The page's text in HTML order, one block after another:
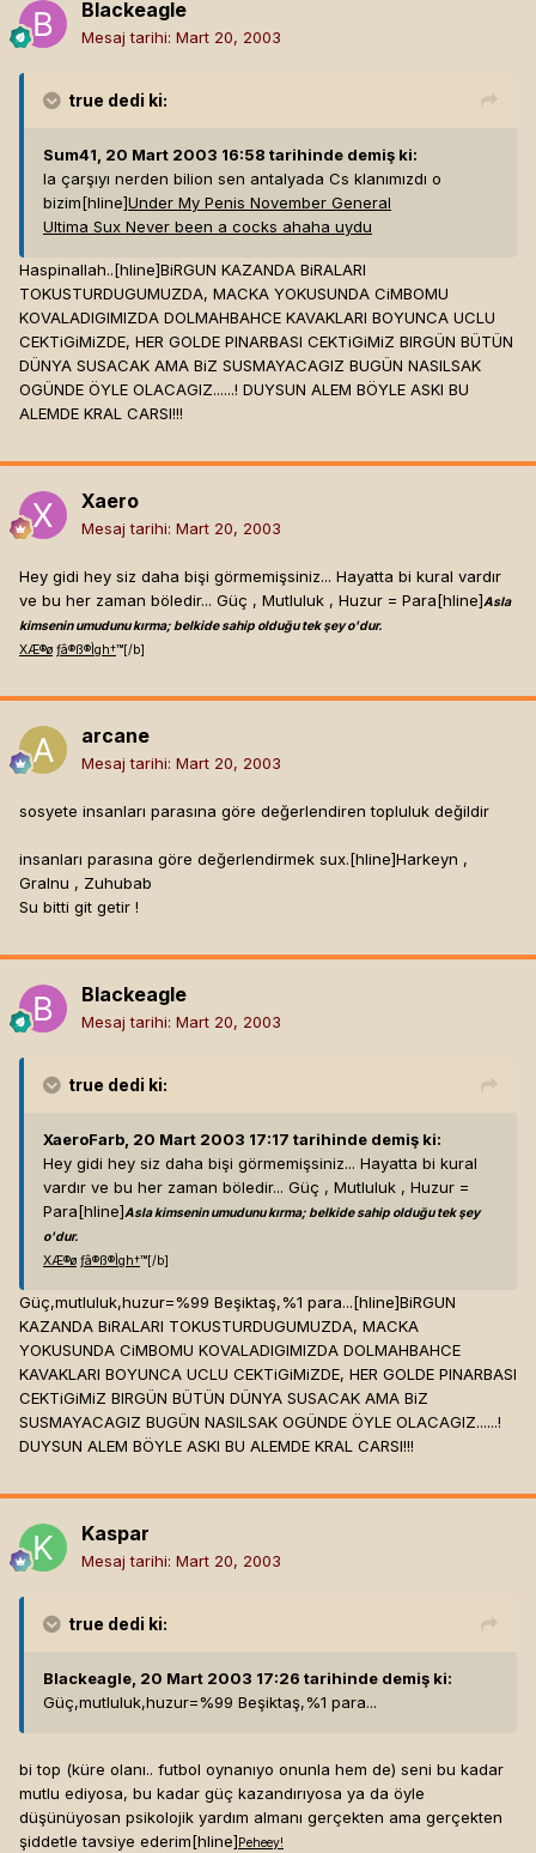
Blackeagle
Mesaj tarihi: Mart 20, 2003
true dedi ki:
Sum41, 20 Mart 2003 16:58 tarihinde demiş ki:
la çarşıyı nerden bilion sen antalyada Cs klanımızdı o
bizim[hline]Under My Penis November General
Ultima Sux Never been a cocks ahaha uydu
Haspinallah..[hline]BiRGUN KAZANDA BiRALARI
TOKUSTURDUGUMUZDA, MACKA YOKUSUNDA CiMBOMU
KOVALADIGIMIZDA DOLMAHBAHCE KAVAKLARI BOYUNCA UCLU
CEKTiGiMiZDE, HER GOLDE PINARBASI CEKTiGiMiZ BIRGÜN BÜTÜN
DÜNYA SUSACAK AMA BiZ SUSMAYACAGIZ BUGÜN NASILSAK
OGÜNDE ÖYLE OLACAGIZ......! DUYSUN ALEM BÖYLE ASKI BU
ALEMDE KRAL CARSI!!!
Xaero
Mesaj tarihi: Mart 20, 2003
Hey gidi hey siz daha bişi görmemişsiniz... Hayatta bi kural vardır
ve bu her zaman böledir... Güç , Mutluluk , Huzur = Para[hline]Asla
kimsenin umudunu kırma; belkide sahip olduğu tek şey o'dur.
XÆ®ø ƒâ®ß® g h†™[/b]
arcane
Mesaj tarihi: Mart 20, 2003
sosyete insanları parasına göre değerlendiren topluluk değildir
insanları parasına göre değerlendirmek sux.[hline]Harkeyn ,
Gralnu , Zuhubab
Su bitti git getir !
Blackeagle
Mesaj tarihi: Mart 20, 2003
true dedi ki:
XaeroFarb, 20 Mart 2003 17:17 tarihinde demiş ki:
Hey gidi hey siz daha bişi görmemişsiniz... Hayatta bi kural
vardır ve bu her zaman böledir... Güç , Mutluluk , Huzur =
Para[hline]Asla kimsenin umudunu kırma; belkide sahip olduğu tek şey
o'dur.
XÆ®ø ƒâ®ß® g h†™[/b]
Güç,mutluluk,huzur=%99 Beşiktaş,%1 para...[hline]BiRGUN
KAZANDA BiRALARI TOKUSTURDUGUMUZDA, MACKA
YOKUSUNDA CiMBOMU KOVALADIGIMIZDA DOLMAHBAHCE
KAVAKLARI BOYUNCA UCLU CEKTiGiMiZDE, HER GOLDE PINARBASI
CEKTiGiMiZ BIRGÜN BÜTÜN DÜNYA SUSACAK AMA BiZ
SUSMAYACAGIZ BUGÜN NASILSAK OGÜNDE ÖYLE OLACAGIZ......!
DUYSUN ALEM BÖYLE ASKI BU ALEMDE KRAL CARSI!!!
Kaspar
Mesaj tarihi: Mart 20, 2003
true dedi ki:
Blackeagle, 20 Mart 2003 17:26 tarihinde demiş ki:
Güç,mutluluk,huzur=%99 Beşiktaş,%1 para...
bi top (küre olanı.. futbol oynanıyo onunla hem de) seni bu kadar
mutlu ediyosa, bu kadar güç kazandırıyosa ya da öyle
düşünüyosan psikolojik yardım almanı gerçekten ama gerçekten
şiddetle tavsiye ederim[hline] Peheey!